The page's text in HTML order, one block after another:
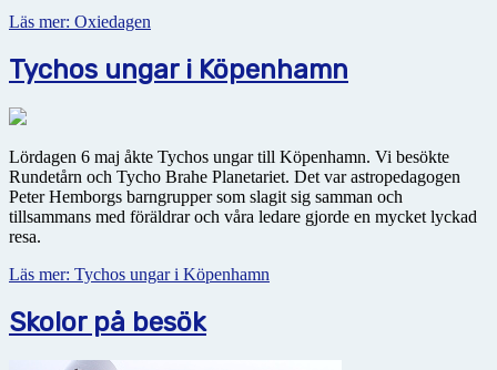
Läs mer: Oxiedagen
Tychos ungar i Köpenhamn
Lördagen 6 maj åkte Tychos ungar till Köpenhamn. Vi besökte
Rundetårn och Tycho Brahe Planetariet. Det var astropedagogen
Peter Hemborgs barngrupper som slagit sig samman och
tillsammans med föräldrar och våra ledare gjorde en mycket lyckad
resa.
Läs mer: Tychos ungar i Köpenhamn
Skolor på besök